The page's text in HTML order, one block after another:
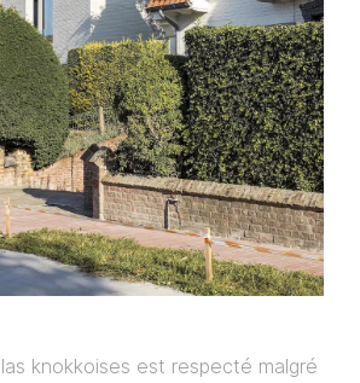
knokkoises est respecté malgré